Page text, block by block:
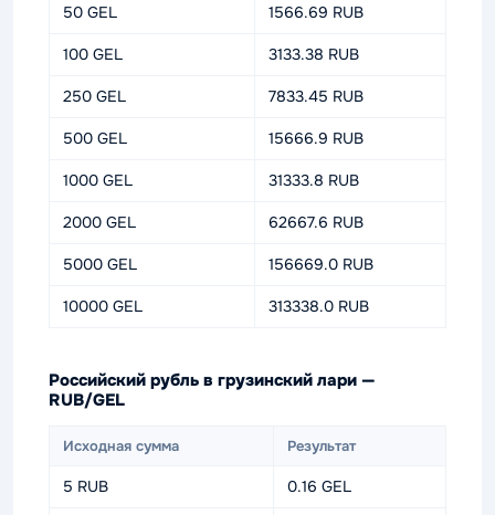
50 GEL 1566.69 RUB
100 GEL 3133.38 RUB
250 GEL 7833.45 RUB
500 GEL 15666.9 RUB
1000 GEL 31333.8 RUB
2000 GEL 62667.6 RUB
5000 GEL 156669.0 RUB
10000 GEL 313338.0 RUB
Российский рубль в грузинский лари —
RUB/GEL
Исходная сумма Результат
5 RUB 0.16 GEL